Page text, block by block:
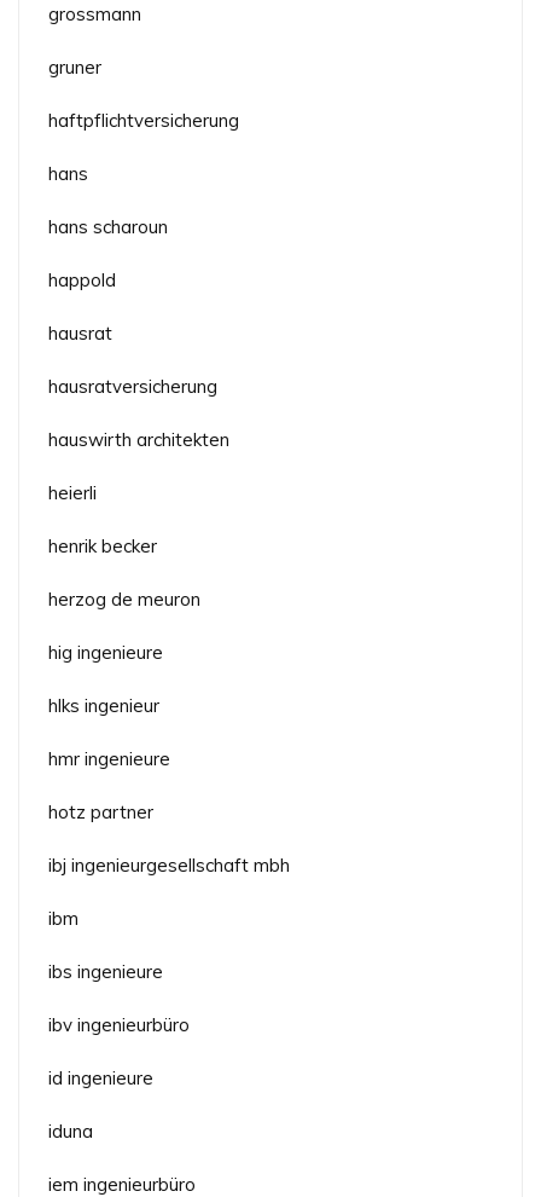
grossmann
gruner
haftpflichtversicherung
hans
hans scharoun
happold
hausrat
hausratversicherung
hauswirth architekten
heierli
henrik becker
herzog de meuron
hig ingenieure
hlks ingenieur
hmr ingenieure
hotz partner
ibj ingenieurgesellschaft mbh
ibm
ibs ingenieure
ibv ingenieurbüro
id ingenieure
iduna
iem ingenieurbüro